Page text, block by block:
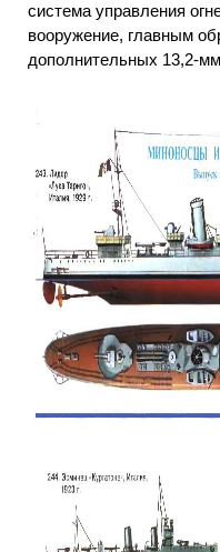
система управления
вооружение, главным
дополнительных 13,2-